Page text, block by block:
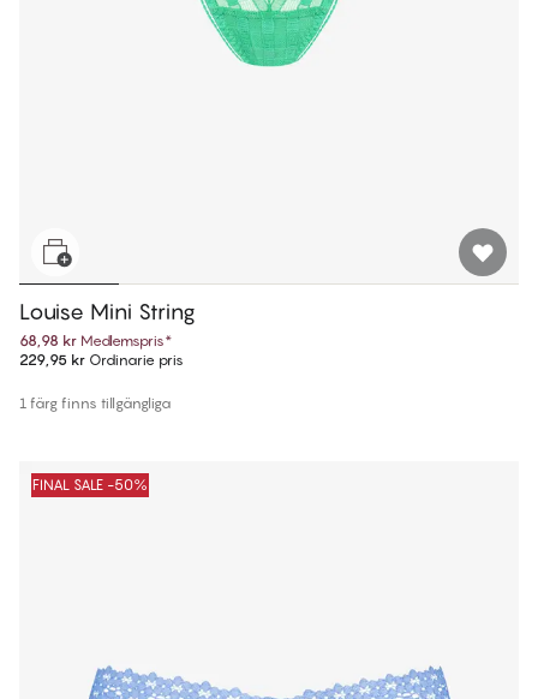
Louise Mini String
68,98 kr Medlemspris*
229,95 kr Ordinarie pris
1 färg finns tillgängliga
FINAL SALE -50%